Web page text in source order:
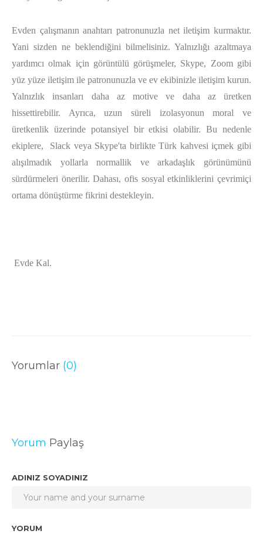
Evden çalışmanın anahtarı patronunuzla net iletişim kurmaktır.
Yani sizden ne beklendiğini bilmelisiniz. Yalnızlığı azaltmaya
yardımcı olmak için görüntülü görüşmeler, Skype, Zoom gibi
yüz yüze iletişim ile patronunuzla ve ev ekibinizle iletişim kurun.
Yalnızlık insanları daha az motive ve daha az üretken
hissettirebilir. Ayrıca, uzun süreli izolasyonun moral ve
üretkenlik üzerinde potansiyel bir etkisi olabilir. Bu nedenle
ekiplere, Slack veya Skype'ta birlikte Türk kahvesi içmek gibi
alışılmadık yollarla normallik ve arkadaşlık görünümünü
sürdürmeleri önerilir. Dahası, ofis sosyal etkinliklerini çevrimiçi
ortama dönüştürme fikrini destekleyin.
Evde Kal.
Yorumlar (0)
Yorum Paylaş
ADINIZ SOYADINIZ
YORUM